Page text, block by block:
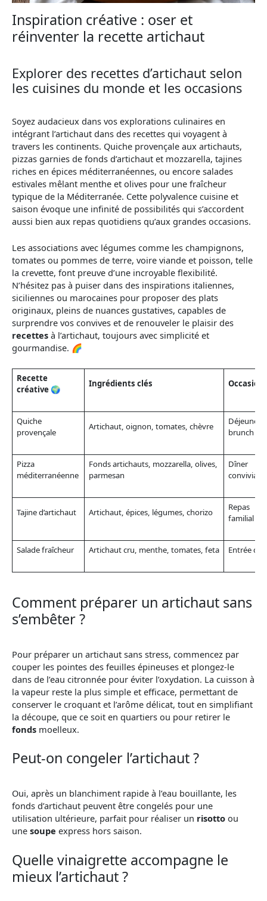
Inspiration créative : oser et
réinventer la recette artichaut
Explorer des recettes d’artichaut selon
les cuisines du monde et les occasions
Soyez audacieux dans vos explorations culinaires en
intégrant l’artichaut dans des recettes qui voyagent à
travers les continents. Quiche provençale aux artichauts,
pizzas garnies de fonds d’artichaut et mozzarella, tajines
riches en épices méditerranéennes, ou encore salades
estivales mêlant menthe et olives pour une fraîcheur
typique de la Méditerranée. Cette polyvalence cuisine et
saison évoque une infinité de possibilités qui s’accordent
aussi bien aux repas quotidiens qu’aux grandes occasions.
Les associations avec légumes comme les champignons,
tomates ou pommes de terre, voire viande et poisson, telle
la crevette, font preuve d’une incroyable flexibilité.
N’hésitez pas à puiser dans des inspirations italiennes,
siciliennes ou marocaines pour proposer des plats
originaux, pleins de nuances gustatives, capables de
surprendre vos convives et de renouveler le plaisir des
recettes à l’artichaut, toujours avec simplicité et
gourmandise. 🌈
Recette
créative 🌍
Ingrédients clés
Quiche
provençale
Artichaut, oignon, tomates, chèvre
Déjeuner,
brunch
Pizza
méditerranéenne
Fonds artichauts, mozzarella, olives,
parmesan
Dîner
convivial
Tajine d’artichaut Artichaut, épices, légumes, chorizo
Repas
familial
Salade fraîcheur Artichaut cru, menthe, tomates, feta Entrée
Comment préparer un artichaut sans
s’embêter ?
Pour préparer un artichaut sans stress, commencez par
couper les pointes des feuilles épineuses et plongez-le
dans de l’eau citronnée pour éviter l’oxydation. La cuisson à
la vapeur reste la plus simple et efficace, permettant de
conserver le croquant et l’arôme délicat, tout en simplifiant
la découpe, que ce soit en quartiers ou pour retirer le
fonds moelleux.
Peut-on congeler l’artichaut ?
Oui, après un blanchiment rapide à l’eau bouillante, les
fonds d’artichaut peuvent être congelés pour une
utilisation ultérieure, parfait pour réaliser un risotto ou
une soupe express hors saison.
Quelle vinaigrette accompagne le
mieux l’artichaut ?